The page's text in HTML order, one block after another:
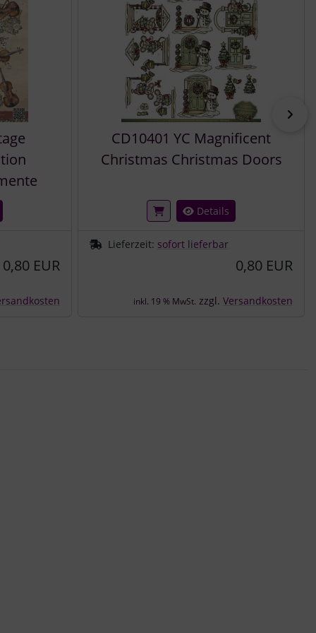
0,80 EUR
CD10401 YC Magnificent
Christmas Christmas Doors
Details
Lieferzeit: sofort lieferbar
0,80 EUR
inkl. 19 % MwSt. zzgl. Versandkosten